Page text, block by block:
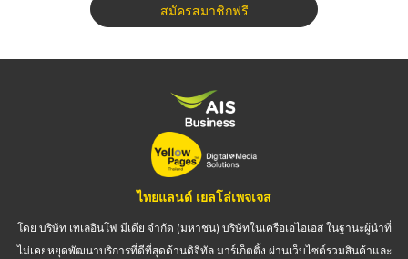
สมัครสมาชิกฟรี
ไทยแลนด์ เยลโล่เพจเจส
โดย บริษัท เทเลอินโฟ มีเดีย จำกัด (มหาชน) บริษัทในเครือเอไอเอส ในฐานะผู้นำที่
ไม่เคยหยุดพัฒนาบริการที่ดีที่สุดด้านดิจิทัล มาร์เก็ตติ้ง ผ่านเว็บไซต์รวมสินค้าและ